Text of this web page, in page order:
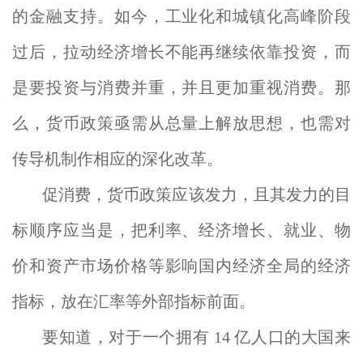
的金融支持。如今，工业化和城镇化高峰阶段
过后，拉动经济增长不能再继续依靠投资，而
是要投资与消费并重，并且更加重视消费。那
么，货币政策亟需从总量上解放思想，也需对
传导机制作相应的深化改革。
促消费，货币政策应该发力，且其发力的目
标顺序应当是，把利率、经济增长、就业、物
价和资产市场价格等影响国内经济全局的经济
指标，放在汇率等外部指标前面。
要知道，对于一个拥有 14 亿人口的大国来